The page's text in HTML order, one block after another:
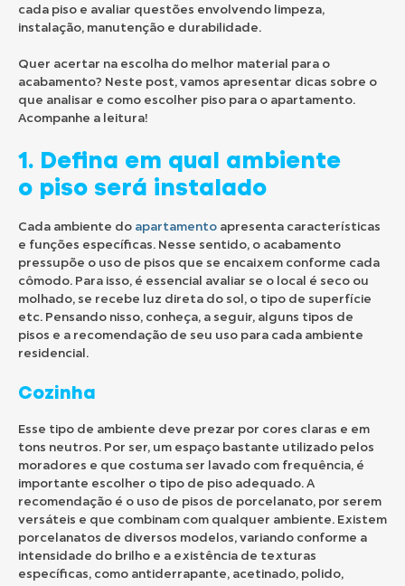
cada piso e avaliar questões envolvendo limpeza,
instalação, manutenção e durabilidade.
Quer acertar na escolha do melhor material para o
acabamento? Neste post, vamos apresentar dicas sobre o
que analisar e como escolher piso para o apartamento.
Acompanhe a leitura!
1. Defina em qual ambiente
o piso será instalado
Cada ambiente do apartamento apresenta características
e funções específicas. Nesse sentido, o acabamento
pressupõe o uso de pisos que se encaixem conforme cada
cômodo. Para isso, é essencial avaliar se o local é seco ou
molhado, se recebe luz direta do sol, o tipo de superfície
etc. Pensando nisso, conheça, a seguir, alguns tipos de
pisos e a recomendação de seu uso para cada ambiente
residencial.
Cozinha
Esse tipo de ambiente deve prezar por cores claras e em
tons neutros. Por ser, um espaço bastante utilizado pelos
moradores e que costuma ser lavado com frequência, é
importante escolher o tipo de piso adequado. A
recomendação é o uso de pisos de porcelanato, por serem
versáteis e que combinam com qualquer ambiente. Existem
porcelanatos de diversos modelos, variando conforme a
intensidade do brilho e a existência de texturas
específicas, como antiderrapante, acetinado, polido,